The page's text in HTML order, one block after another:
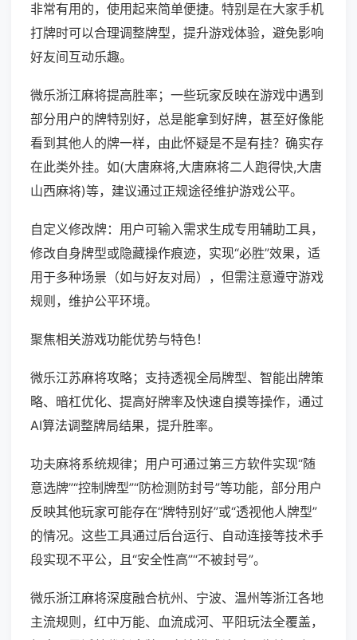
非常有用的，使用起来简单便捷。特别是在大家手机
打牌时可以合理调整牌型，提升游戏体验，避免影响
好友间互动乐趣。
微乐浙江麻将提高胜率；一些玩家反映在游戏中遇到
部分用户的牌特别好，总是能拿到好牌，甚至好像能
看到其他人的牌一样，由此怀疑是不是有挂？确实存
在此类外挂。如(大唐麻将,大唐麻将二人跑得快,大唐
山西麻将)等，建议通过正规途径维护游戏公平。
自定义修改牌：用户可输入需求生成专用辅助工具，
修改自身牌型或隐藏操作痕迹，实现“必胜”效果，适
用于多种场景（如与好友对局），但需注意遵守游戏
规则，维护公平环境。
聚焦相关游戏功能优势与特色！
微乐江苏麻将攻略；支持透视全局牌型、智能出牌策
略、暗杠优化、提高好牌率及快速自摸等操作，通过
AI算法调整牌局结果，提升胜率。
功夫麻将系统规律；用户可通过第三方软件实现“随
意选牌”“控制牌型”“防检测防封号”等功能，部分用户
反映其他玩家可能存在“牌特别好”或“透视他人牌型”
的情况。这些工具通过后台运行、自动连接等技术手
段实现不平公，且“安全性高”“不被封号”。
微乐浙江麻将深度融合杭州、宁波、温州等浙江各地
主流规则，红中万能、血流成河、平阳玩法全覆盖，